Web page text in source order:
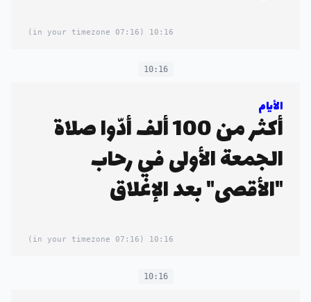
10:16
(07:16 in your timezone)
10:16
الأيام
أكثر من 100 ألف أدّوا صلاة
الجمعة الأولى في رحاب
"الأقصى" بعد الإغلاق
10:16
(07:16 in your timezone)
10:16